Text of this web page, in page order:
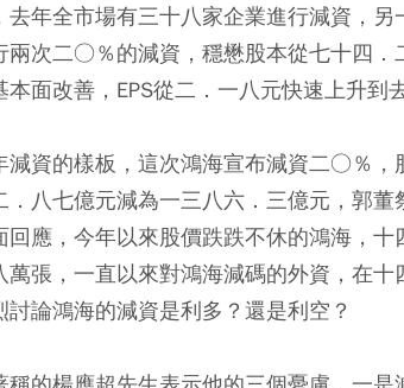
年全市場有三十八家企業進行減資，另
兩次二○％的減資，穩懋股本從七十四．
面改善，EPS從二．一八元快速上升到
減資的樣板，這次鴻海宣布減資二○％
．八七億元減為一三八六．三億元，郭
回應，今年以來股價跌跌不休的鴻海，
萬張，一直以來對鴻海減碼的外資，在
論鴻海的減資是利多？還是利空？